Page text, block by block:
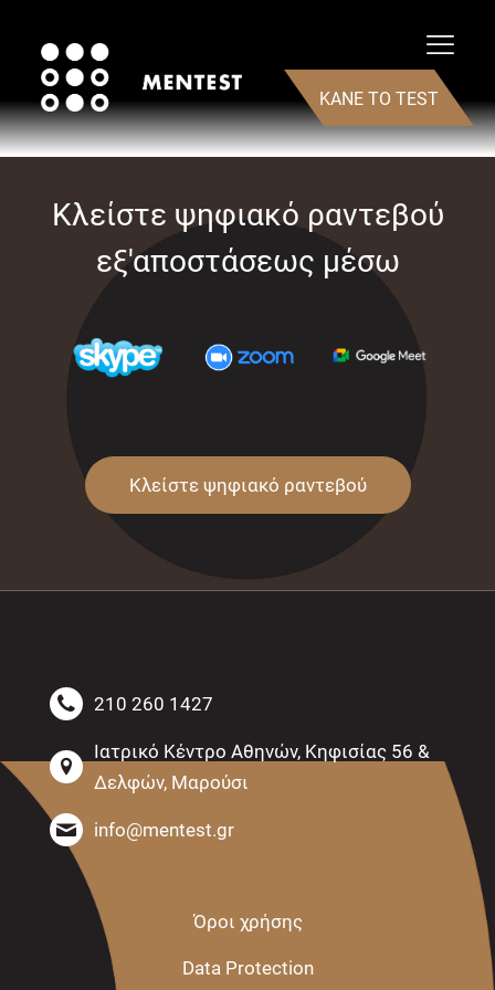
ΚΑΝΕ ΤΟ TEST
There are no posts on the list.
Κλείστε ψηφιακό ραντεβού
εξ'αποστάσεως μέσω
Κλείστε ψηφιακό ραντεβού
210 260 1427
Ιατρικό Κέντρο Αθηνών, Κηφισίας 56 &
Δελφών, Μαρούσι
info@mentest.gr
Όροι χρήσης
Data Protection